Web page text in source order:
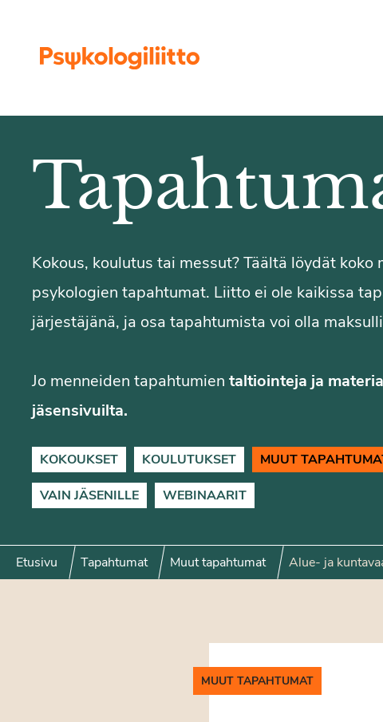
Kokous, koulutus tai messut? Täältä löydät koko
psykologien tapahtumat. Liitto ei ole kaikissa
järjestäjänä, ja osa tapahtumista voi olla
Jo menneiden tapahtumien taltiointeja ja
jäsensivuilta.
KOKOUKSET KOULUTUKSET MUUT
VAIN JÄSENILLE WEBINAARIT
Etusivu Tapahtumat Muut tapahtumat Alue- ja
MUUT TAPAHTUMAT